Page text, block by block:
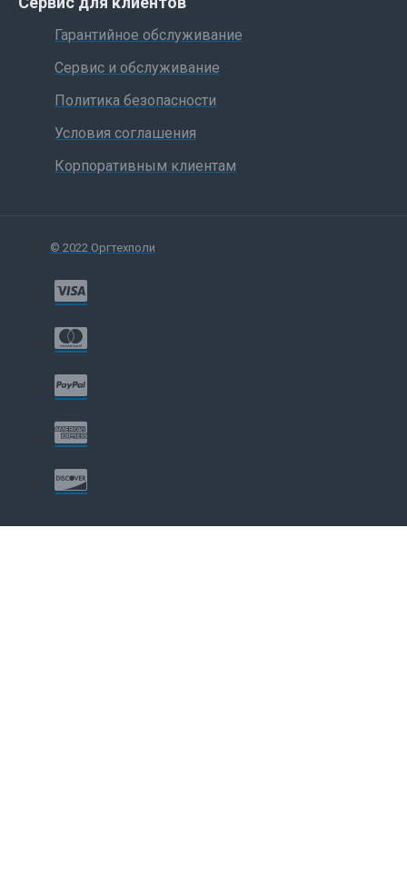
Гарантийное обслуживание
Сервис и обслуживание
Политика безопасности
Условия соглашения
Корпоративным клиентам
© 2022 Оргтехполи